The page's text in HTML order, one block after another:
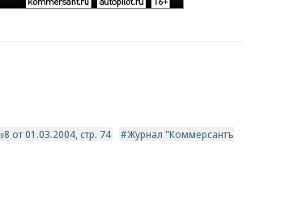
от 01.03.2004, стр. 74
Журнал "Коммерсантъ